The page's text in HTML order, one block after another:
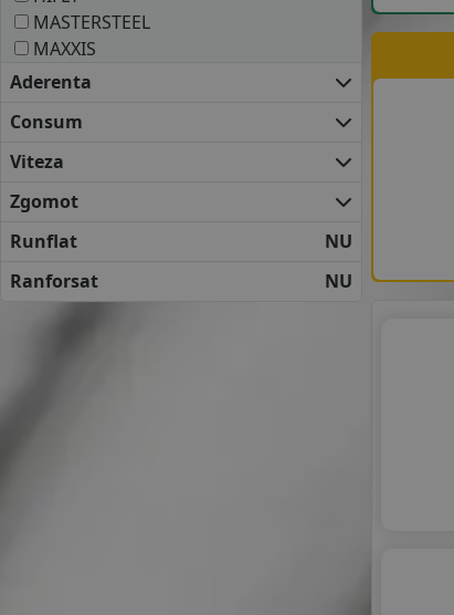
MASTERSTEEL
MAXXIS
Aderenta
Consum
Viteza
Zgomot
Runflat
NU
Ranforsat
NU